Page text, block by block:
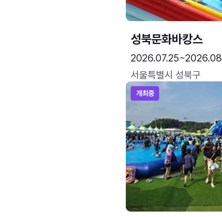
성북문화바캉스
서울특별시 성북구
개최중